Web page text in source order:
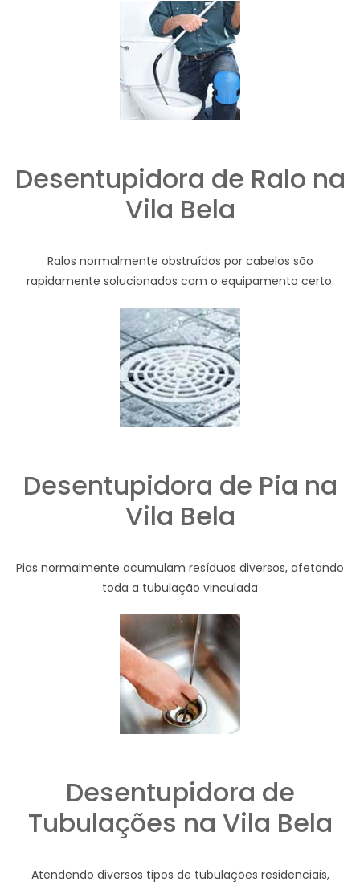
Desentupidora de Ralo na
Vila Bela
Ralos normalmente obstruídos por cabelos são
rapidamente solucionados com o equipamento certo.
Desentupidora de Pia na
Vila Bela
Pias normalmente acumulam resíduos diversos, afetando
toda a tubulação vinculada
Desentupidora de
Tubulações na Vila Bela
Atendendo diversos tipos de tubulações residenciais,